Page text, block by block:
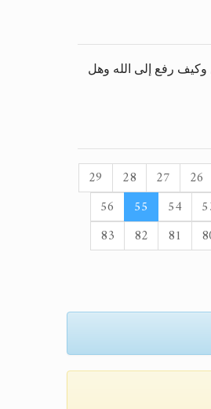
رفع إلى الله وهل
26
27
28
29
54
55
56
81
82
83